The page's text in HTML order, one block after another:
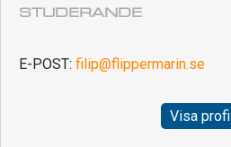
STUDERANDE
E-POST: filip@flippermarin.se
Visa profil